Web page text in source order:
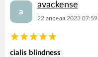
a
avackense
22 апреля 2023 07:59
cialis blindness